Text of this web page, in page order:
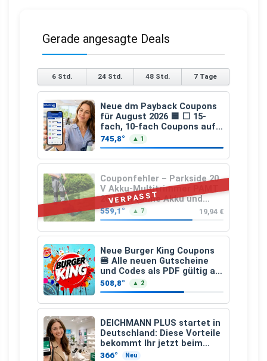
Gerade angesagte Deals
6 Std. 24 Std. 48 Std. 7 Tage
Neue dm Payback Coupons
für August 2026 🟦 ⬜ 15-
fach, 10-fach Coupons auf
den gesamten Einkauf ab 2
€
745,8° ▲ 1
VERPASST
Couponfehler – Parkside 20
V Akku-Multitrimmer PAMT
20-Li A1 (ohne Akku und
Ladegerät)
559,1° ▲ 7 19,94 €
Neue Burger King Coupons
🍔 Alle neuen Gutscheine
und Codes als PDF gültig ab
25.07.2026 bis 04.09.2026
508,8° ▲ 2
DEICHMANN PLUS startet in
Deutschland: Diese Vorteile
bekommt Ihr jetzt beim
Schuhkauf
366° Neu